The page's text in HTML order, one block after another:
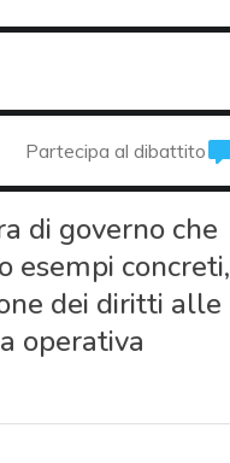
Partecipa al dibattito
di governo che
esempi concreti,
dei diritti alle
operativa